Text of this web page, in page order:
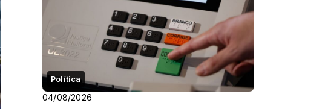
Política
04/08/2026